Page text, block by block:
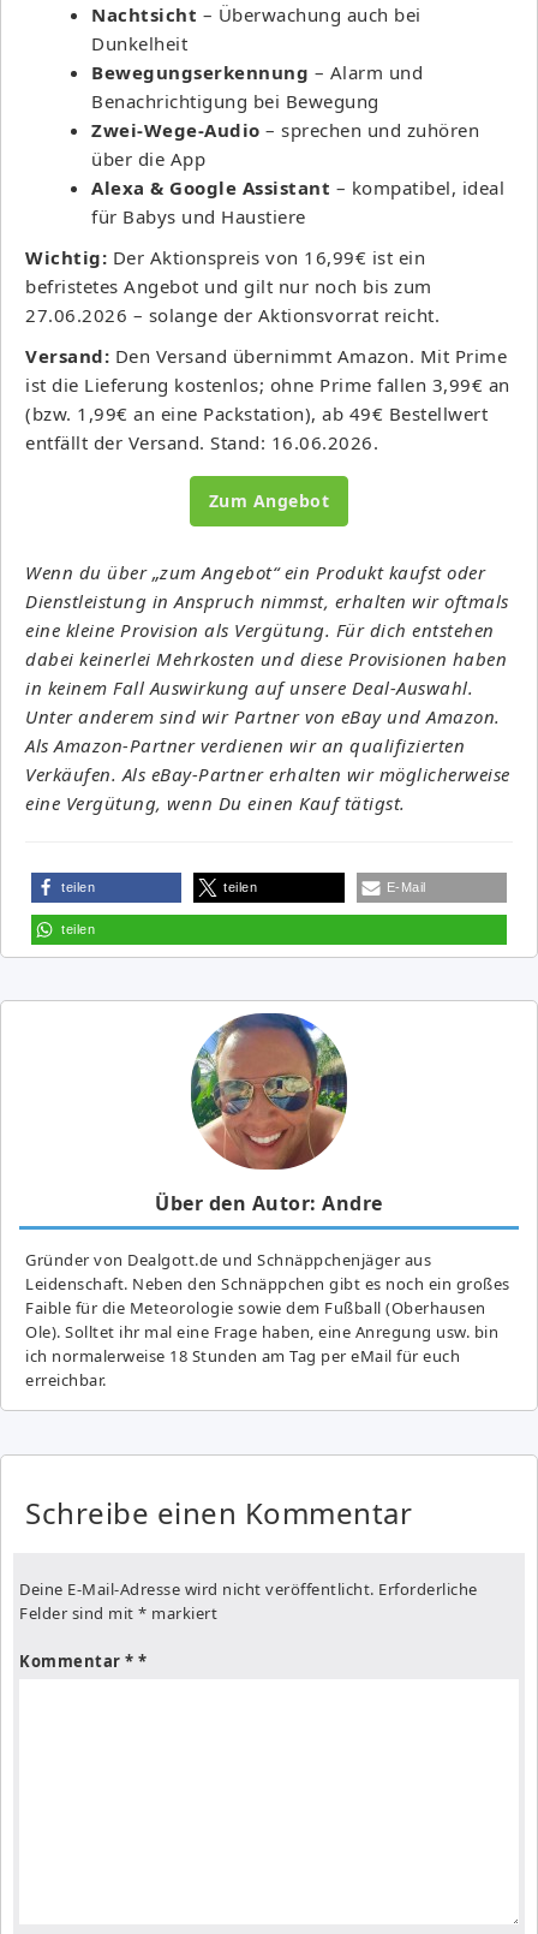
Nachtsicht – Überwachung auch bei
Dunkelheit
Bewegungserkennung – Alarm und
Benachrichtigung bei Bewegung
Zwei-Wege-Audio – sprechen und zuhören
über die App
Alexa & Google Assistant – kompatibel, ideal
für Babys und Haustiere
Wichtig: Der Aktionspreis von 16,99€ ist ein
befristetes Angebot und gilt nur noch bis zum
27.06.2026 – solange der Aktionsvorrat reicht.
Versand: Den Versand übernimmt Amazon. Mit Prime
ist die Lieferung kostenlos; ohne Prime fallen 3,99€ an
(bzw. 1,99€ an eine Packstation), ab 49€ Bestellwert
entfällt der Versand. Stand: 16.06.2026.
Zum Angebot
Wenn du über „zum Angebot“ ein Produkt kaufst oder
Dienstleistung in Anspruch nimmst, erhalten wir oftmals
eine kleine Provision als Vergütung. Für dich entstehen
dabei keinerlei Mehrkosten und diese Provisionen haben
in keinem Fall Auswirkung auf unsere Deal-Auswahl.
Unter anderem sind wir Partner von eBay und Amazon.
Als Amazon-Partner verdienen wir an qualifizierten
Verkäufen. Als eBay-Partner erhalten wir möglicherweise
eine Vergütung, wenn Du einen Kauf tätigst.
teilen teilen E-Mail
teilen
Über den Autor: Andre
Gründer von Dealgott.de und Schnäppchenjäger aus
Leidenschaft. Neben den Schnäppchen gibt es noch ein großes
Fai­ble für die Meteorologie sowie dem Fußball (Oberhausen
Ole). Solltet ihr mal eine Frage haben, eine Anregung usw. bin
ich normalerweise 18 Stunden am Tag per eMail für euch
erreichbar.
Schreibe einen Kommentar
Deine E-Mail-Adresse wird nicht veröffentlicht. Erforderliche
Felder sind mit * markiert
Kommentar *